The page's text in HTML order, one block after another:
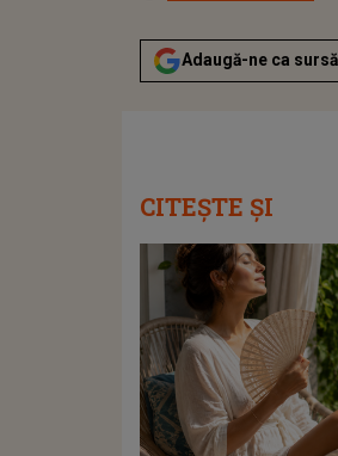
Adaugă-ne ca
CITEȘTE ȘI